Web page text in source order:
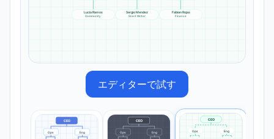
Lucia Ramos
Community
Sergio Mendez
Grant Writer
Fabian Rojas
Finance
エディターで試す
CEO
Ops Eng
CEO
Ops Eng
CEO
Ops Eng